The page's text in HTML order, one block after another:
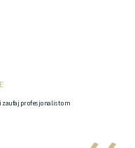
zaufaj profesjonalistom